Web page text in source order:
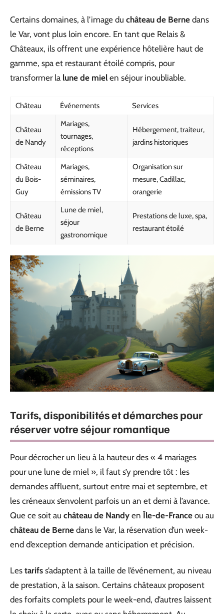
Certains domaines, à l’image du château de Berne dans
le Var, vont plus loin encore. En tant que Relais &
Châteaux, ils offrent une expérience hôtelière haut de
gamme, spa et restaurant étoilé compris, pour
transformer la lune de miel en séjour inoubliable.
Château Événements Services
Château
de Nandy
Mariages,
tournages,
réceptions
Hébergement, traiteur,
jardins historiques
Château
du Bois-
Guy
Mariages,
séminaires,
émissions TV
Organisation sur
mesure, Cadillac,
orangerie
Château
de Berne
Lune de miel,
séjour
gastronomique
Prestations de luxe, spa,
restaurant étoilé
Tarifs, disponibilités et démarches pour
réserver votre séjour romantique
Pour décrocher un lieu à la hauteur des « 4 mariages
pour une lune de miel », il faut s’y prendre tôt : les
demandes affluent, surtout entre mai et septembre, et
les créneaux s’envolent parfois un an et demi à l’avance.
Que ce soit au château de Nandy en Île-de-France ou au
château de Berne dans le Var, la réservation d’un week-
end d’exception demande anticipation et précision.
Les tarifs s’adaptent à la taille de l’événement, au niveau
de prestation, à la saison. Certains châteaux proposent
des forfaits complets pour le week-end, d’autres laissent